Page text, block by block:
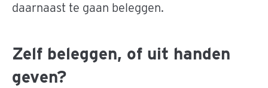
daarnaast te gaan beleggen.
Zelf beleggen, of uit handen
geven?